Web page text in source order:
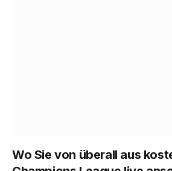
Wo Sie von überall aus